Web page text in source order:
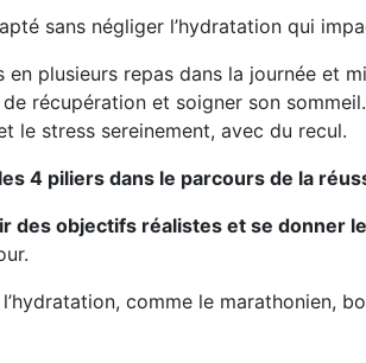
sans négliger l’hydratation qui
en plusieurs repas dans la journée et
récupération et soigner son sommeil.
le stress sereinement, avec du recul.
4 piliers dans le parcours de la
des objectifs réalistes et se donner
comme le marathonien,